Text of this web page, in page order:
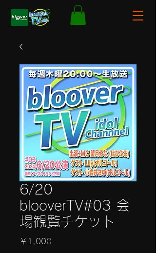
6/20
blooverTV#03 会
場観覧チケット
￥1,000